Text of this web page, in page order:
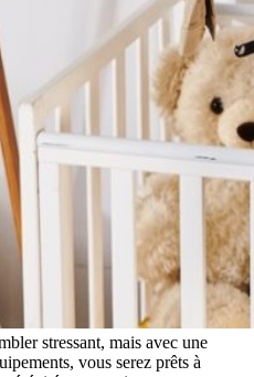
stressant, mais avec une
vous serez prêts à